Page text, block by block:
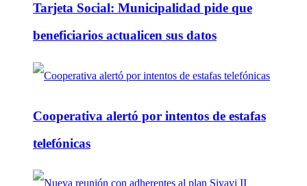
Tarjeta Social: Municipalidad pide que
beneficiarios actualicen sus datos
Cooperativa alertó por intentos de estafas
telefónicas